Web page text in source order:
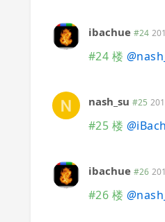
ibachue #24
#24 楼 @
nash_su #25
#25 楼 @
ibachue #26
#26 楼 @